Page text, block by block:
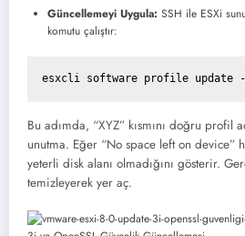
Güncellemeyi Uygula: SSH ile ESXi
komutu çalıştır:
esxcli software profile update
Bu adımda, “XYZ” kısmını doğru profil
unutma. Eğer “No space left on device”
yeterli disk alanı olmadığını gösterir.
temizleyerek yer aç.